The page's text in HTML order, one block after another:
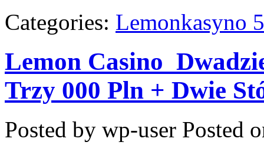
Categories: Lemonkasyno
Lemon Casino
Trzy 000 Pln + Dwie
Posted by wp-user Posted